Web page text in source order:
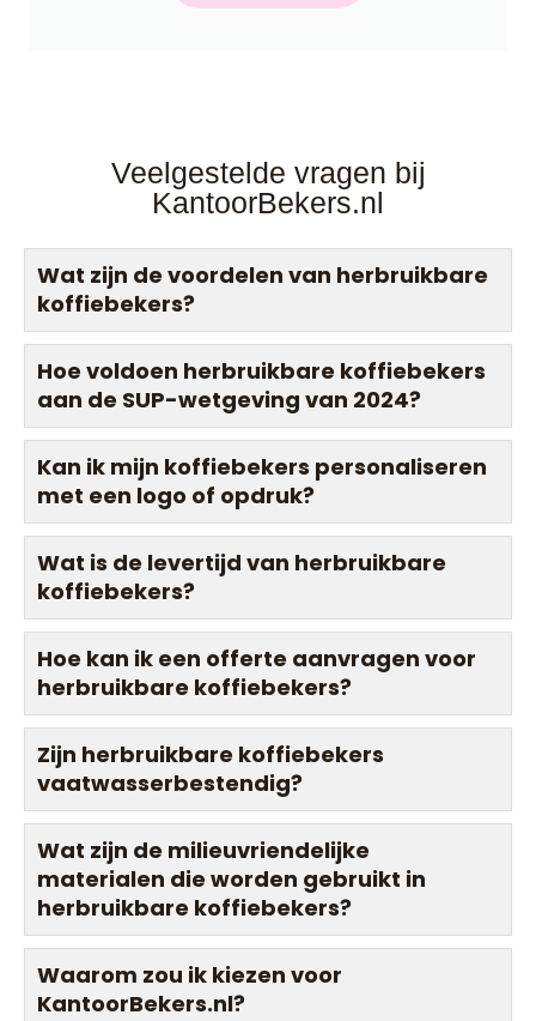
Veelgestelde vragen bij
KantoorBekers.nl
Wat zijn de voordelen van herbruikbare
koffiebekers?
Hoe voldoen herbruikbare koffiebekers
aan de SUP-wetgeving van 2024?
Kan ik mijn koffiebekers personaliseren
met een logo of opdruk?
Wat is de levertijd van herbruikbare
koffiebekers?
Hoe kan ik een offerte aanvragen voor
herbruikbare koffiebekers?
Zijn herbruikbare koffiebekers
vaatwasserbestendig?
Wat zijn de milieuvriendelijke
materialen die worden gebruikt in
herbruikbare koffiebekers?
Waarom zou ik kiezen voor
KantoorBekers.nl?